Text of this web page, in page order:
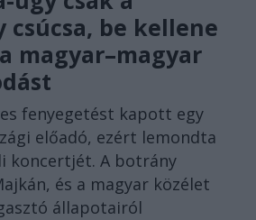
csúcsa, be kellene
magyar–magyar
fenyegetést kapott egy
előadó, ezért lemondta
koncertjét. A botrány
és a magyar közélet
állapotairól